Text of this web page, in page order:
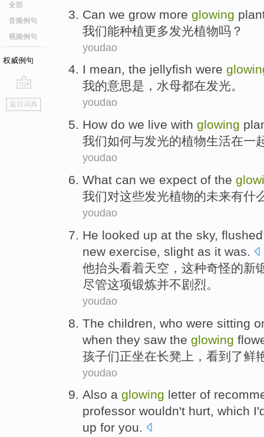
全部
音频例句
视频例句
权威例句
go
top
返回词典
Can we grow more glowing
我们能种植更多发光植物吗？
youdao
I mean, the jellyfish were
我的意思是 ， 水母都在发光。
youdao
How do we live with glowing
我们如何与发光的植物生活在一
youdao
What can we expect of the
我们对这些发光植物的未来有什
youdao
He looked up at the sky, flushed
new exercise, slight as it was.
他抬头看着天空 ，这种奇怪的新
尽管这项锻炼并不剧烈。
youdao
The children , who were sitting
when they saw the glowing
孩子们正坐在长凳上 ， 看到了鲜
youdao
Also a glowing letter of
professor wouldn't hurt, which I
up for you.